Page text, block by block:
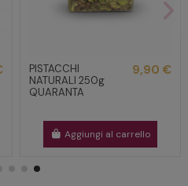
PISTACCHI
NATURALI 250g
QUARANTA
9,90 €
Aggiungi al carrello